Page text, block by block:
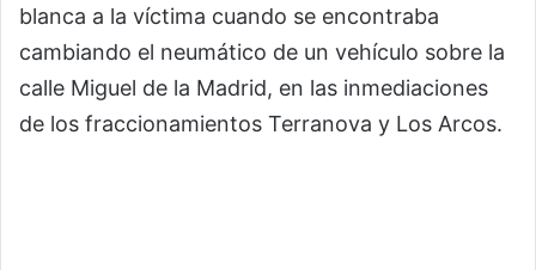
blanca a la víctima cuando se encontraba
cambiando el neumático de un vehículo sobre la
calle Miguel de la Madrid, en las inmediaciones
de los fraccionamientos Terranova y Los Arcos.